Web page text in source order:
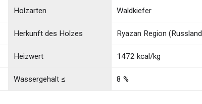
Holzarten Waldkiefer
Herkunft des Holzes Ryazan Region
Heizwert 1472 kcal/kg
Wassergehalt ≤ 8 %